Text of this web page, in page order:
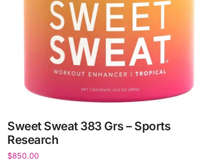
Sweet Sweat 383 Grs – Sports
Research
$850.00